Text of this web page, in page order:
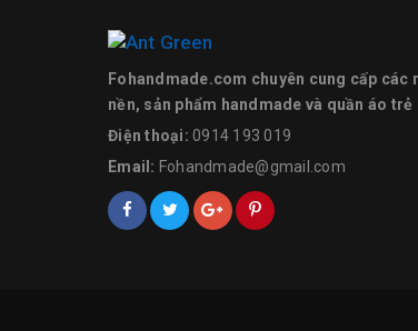
Fohandmade.com chuyên cung cấp các
nền, sản phẩm handmade và quần áo trẻ
Điện thoại: 0914 193 019
Email: Fohandmade@gmail.com